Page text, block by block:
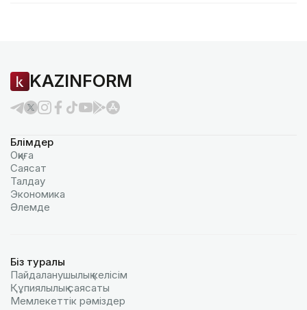
KAZINFORM
Бөлімдер
Оқиға
Саясат
Талдау
Экономика
Әлемде
Біз туралы
Пайдаланушылық келiciм
Құпиялылық саясаты
Мемлекеттік рәміздер